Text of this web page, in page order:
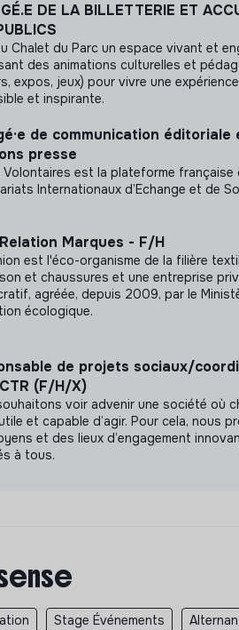
DE LA BILLETTERIE ET
Chalet du Parc un espace vivant et
des animations culturelles et
expos, jeux) pour vivre une expérience
et inspirante.
de communication éditoriale
presse
Volontaires est la plateforme française
Internationaux d’Echange et de
Marques - F/H
est l'éco-organisme de la filière
et chaussures et une entreprise
agréée, depuis 2009, par le
écologique.
de projets sociaux/
(F/H/X)
voir advenir une société où
et capable d’agir. Pour cela, nous
et des lieux d’engagement
à tous.
Stage Événements